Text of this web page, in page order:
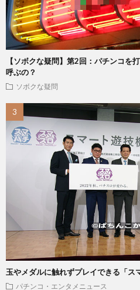
【ソボクな疑問】第2回：パチンコを
呼ぶの？
ソボクな疑問
玉やメダルに触れずプレイできる「ス
パチンコ・エンタメニュース